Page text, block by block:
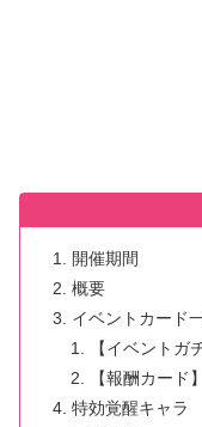
開催期間
概要
イベントカード
【イベントガ
【報酬カード】
特効覚醒キャラ